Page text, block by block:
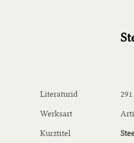
Literaturid
Werksart
Kurztitel